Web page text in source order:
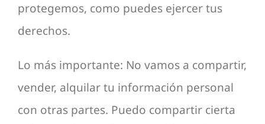
protegemos, como puedes ejercer tus
derechos.
Lo más importante: No vamos a compartir,
vender, alquilar tu información personal
con otras partes. Puedo compartir cierta